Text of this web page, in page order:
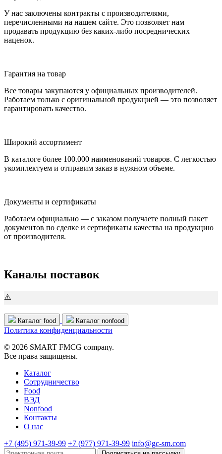
У нас заключены контракты с производителями,
перечисленными на нашем сайте. Это позволяет нам
продавать продукцию без каких-либо посреднических
наценок.
Гарантия на товар
Все товары закупаются у официальных производителей.
Работаем только с оригинальной продукцией — это позволяет
гарантировать качество.
Широкий ассортимент
В каталоге более 100.000 наименований товаров. С легкостью
укомплектуем и отправим заказ в нужном объеме.
Документы и сертификаты
Работаем официально — с заказом получаете полный пакет
документов по сделке и сертификаты качества на продукцию
от производителя.
Каналы поставок
Каталог food Каталог nonfood
Политика конфиденциальности
© 2026 SMART FMCG company.
Все права защищены.
Каталог
Cотрудничество
Food
ВЭД
Nonfood
Контакты
О нас
+7 (495) 971-39-99 +7 (977) 971-39-99 info@gc-sm.com